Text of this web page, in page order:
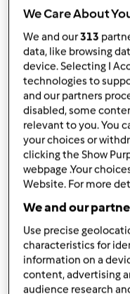
Pasztet z
rozszerzanie
We Care About
We and our313
data, like browsing
device. Selecting I
technologies to
and our partners
disabled, some
relevant to you. You
your choices or
clicking the Show
webpage .Your
Website. For more
We and our
Use precise
characteristics for
information on a
content, advertising
audience research